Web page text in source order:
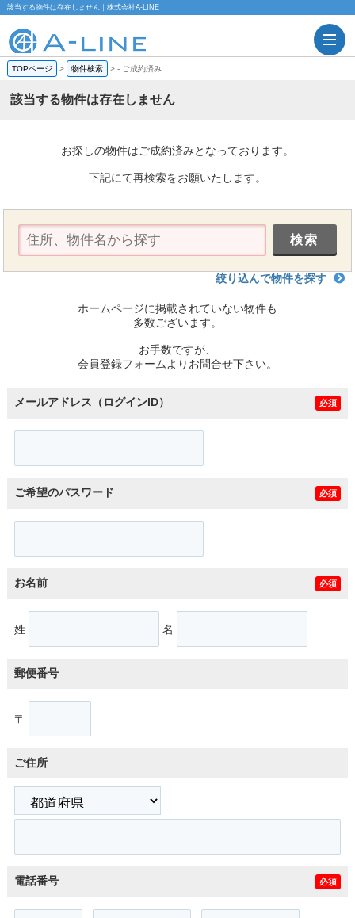
該当する物件は存在しません｜株式会社A-LINE
TOPページ > 物件検索 >- ご成約済み
該当する物件は存在しません
お探しの物件はご成約済みとなっております。
下記にて再検索をお願いたします。
絞り込んで物件を探す
ホームページに掲載されていない物件も
多数ございます。
お手数ですが、
会員登録フォームよりお問合せ下さい。
メールアドレス（ログインID） 必須
ご希望のパスワード 必須
お名前 必須
姓 名
郵便番号
〒
ご住所
電話番号 必須